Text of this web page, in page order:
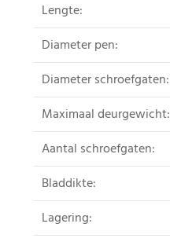
Lengte:
Diameter pen:
Diameter schroefgaten:
Maximaal deurgewicht:
Aantal schroefgaten:
Bladdikte:
Lagering: